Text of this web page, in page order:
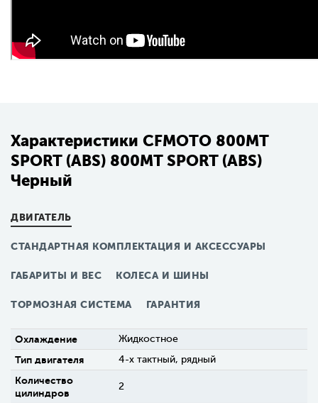
Характеристики CFMOTO 800MT
SPORT (ABS) 800MT SPORT (ABS)
Черный
ДВИГАТЕЛЬ
СТАНДАРТНАЯ КОМПЛЕКТАЦИЯ И АКСЕССУАРЫ
ГАБАРИТЫ И ВЕС КОЛЕСА И ШИНЫ
ТОРМОЗНАЯ СИСТЕМА ГАРАНТИЯ
Охлаждение Жидкостное
Тип двигателя 4-х тактный, рядный
Количество
цилиндров
2